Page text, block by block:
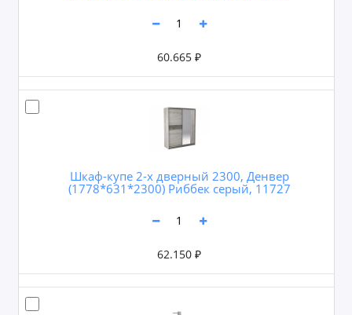
60.665 ₽
Шкаф-купе 2-х дверный 2300, Денвер
(1778*631*2300) Риббек серый, 11727
62.150 ₽